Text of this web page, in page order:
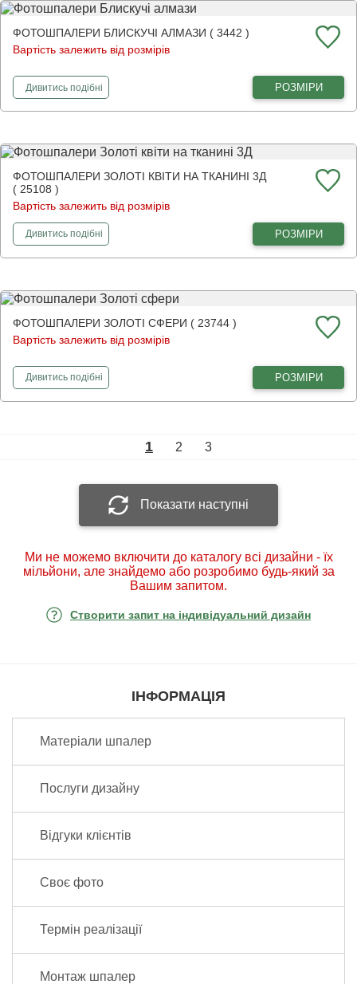
ФОТОШПАЛЕРИ БЛИСКУЧІ АЛМАЗИ ( 3442 )
Вартість залежить від розмірів
Дивитисьфотошпалери
подібні РОЗМІРИ
ФОТОШПАЛЕРИ ЗОЛОТІ КВІТИ НА ТКАНИНІ 3Д
( 25108 )
Вартість залежить від розмірів
Дивитисьфотошпалери
подібні РОЗМІРИ
ФОТОШПАЛЕРИ ЗОЛОТІ СФЕРИ ( 23744 )
Вартість залежить від розмірів
Дивитисьфотошпалери
подібні РОЗМІРИ
1 2 3
Показати наступні
Ми не можемо включити до каталогу всі дизайни - їх
мільйони, але знайдемо або розробимо будь-який за
Вашим запитом.
Створити запит на індивідуальний дизайн
ІНФОРМАЦІЯ
Матеріали шпалер
Послуги дизайну
Відгуки клієнтів
Своє фото
Термін реалізації
Монтаж шпалер